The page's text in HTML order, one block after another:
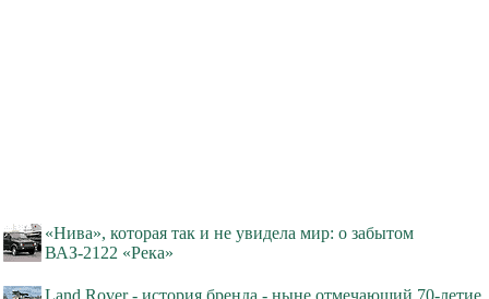
«Нива», которая так и не увидела мир: о забытом
ВАЗ-2122 «Река»
Land Rover - история бренда - ныне отмечающий 70-летие